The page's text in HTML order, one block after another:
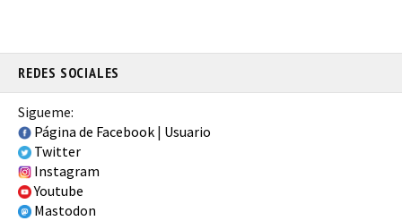
REDES SOCIALES
Sigueme:
Página de Facebook | Usuario
Twitter
Instagram
Youtube
Mastodon